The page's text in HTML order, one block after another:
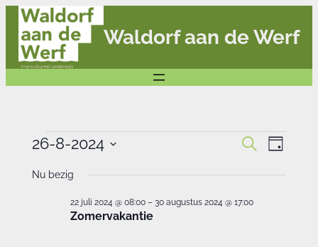
Waldorf aan de Werf
Evenementen
in
augustus
Zoeken
navigatie
Zoeken
Dag
26-8-2024
datum.
Nu bezig
Zomervakantie
22 juli 2024 @ 08:00 –30 augustus 2024 @ 17:00